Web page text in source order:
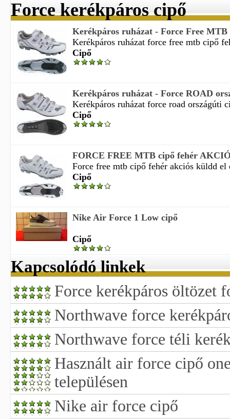
Force kerékpáros cipő
Kerékpáros ruházat - Force Free MTB
Kerékpáros ruházat force free mtb cipő
Cipő
Kerékpáros ruházat - Force ROAD
Kerékpáros ruházat force road országúti
Cipő
FORCE FREE MTB cipő fehér
Force free mtb cipő fehér akciós küldd el
Cipő
Nike Air Force 1 Low cipő
Cipő
Kapcsolódó linkek
Force kerékpáros öltözet
Northwave force
Northwave force téli
Használt air force cipő
településen
Nike air force cipő